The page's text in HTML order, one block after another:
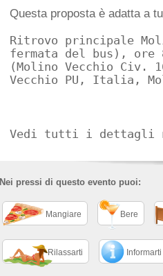
Questa proposta è adatta a
Ritrovo principale
fermata del bus), ore
(Molino Vecchio Civ.
Vedi tutti i dettagli
Nei pressi di questo evento puoi:
Mangiare Bere
Rilassarti Informarti